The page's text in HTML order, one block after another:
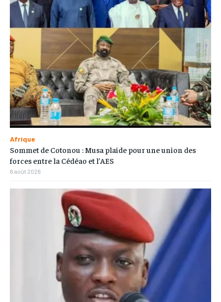
Afrique
Sommet de Cotonou : Musa plaide pour une union des
forces entre la Cédéao et l’AES
6 août 2026